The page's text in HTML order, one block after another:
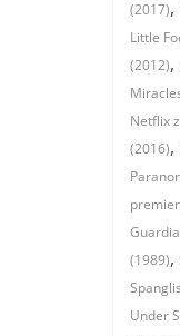
(2017),
Little
(2012),
Netflix
(2016),
(1989),
Under